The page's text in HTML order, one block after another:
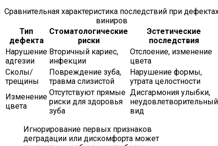
Сравнительная характеристика последствий при
виниров
Тип
дефекта
Стоматологические
риски
Эстетические
последствия
Нарушение
адгезии
Вторичный кариес,
инфекции
Отслоение, изменение
цвета
Сколы/
трещины
Повреждение зуба,
травма слизистой
Нарушение формы,
утрата целостности
Изменение
цвета
Отсутствуют прямые
риски для здоровья
зуба
Дисгармония улыбки,
неудовлетворительный
вид
Игнорирование первых признаков
деградации или дискомфорта может